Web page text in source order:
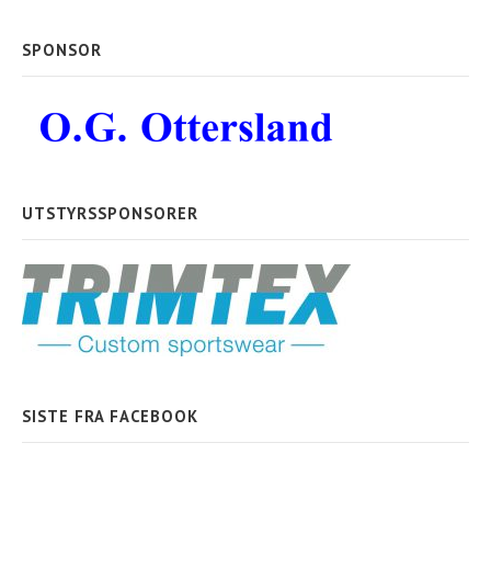
SPONSOR
UTSTYRSSPONSORER
SISTE FRA FACEBOOK